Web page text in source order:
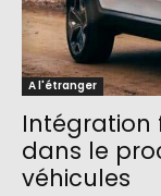
A l'étranger
Intégration
dans le
véhicules